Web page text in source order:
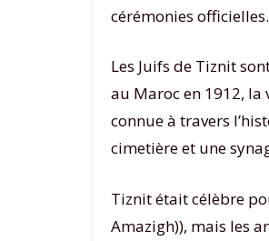
cérémonies officielles.
Les Juifs de Tiznit
au Maroc en 1912,
connue à travers
cimetière et une
Tiznit était célèbre
Amazigh)), mais les